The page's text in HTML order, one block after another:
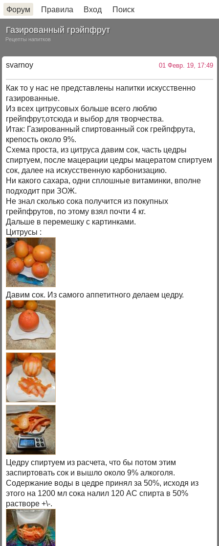
Форум Правила Вход Поиск
Газированный грэйпфрут
Рецепты напитков
svarnoy 01 Февр. 19, 17:49
Как то у нас не представлены напитки искусственно
газированные.
Из всех цитрусовых больше всего люблю
грейпфрут,отсюда и выбор для творчества.
Итак: Газированный спиртованный сок грейпфрута,
крепость около 9%.
Схема проста, из цитруса давим сок, часть цедры
спиртуем, после мацерации цедры мацератом спиртуем
сок, далее на искусственную карбонизацию.
Ни какого сахара, одни сплошные витаминки, вполне
подходит при ЗОЖ.
Не знал сколько сока получится из покупных
грейпфрутов, по этому взял почти 4 кг.
Дальше в перемешку с картинками.
Цитрусы :
Давим сок. Из самого аппетитного делаем цедру.
Цедру спиртуем из расчета, что бы потом этим
заспиртовать сок и вышло около 9% алкоголя.
Содержание воды в цедре принял за 50%, исходя из
этого на 1200 мл сока налил 120 АС спирта в 50%
растворе +\-.